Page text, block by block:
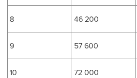
8 46 200
9 57 600
10 72 000